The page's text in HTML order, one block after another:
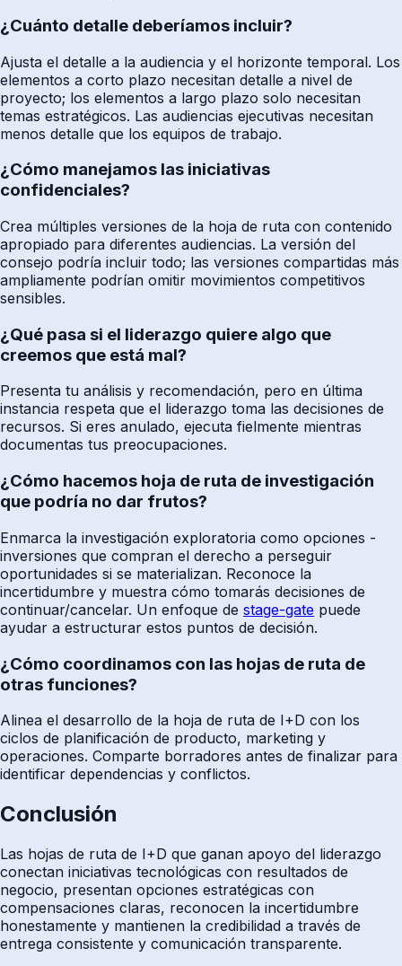
¿Cuánto detalle deberíamos incluir?
Ajusta el detalle a la audiencia y el horizonte temporal. Los
elementos a corto plazo necesitan detalle a nivel de
proyecto; los elementos a largo plazo solo necesitan
temas estratégicos. Las audiencias ejecutivas necesitan
menos detalle que los equipos de trabajo.
¿Cómo manejamos las iniciativas
confidenciales?
Crea múltiples versiones de la hoja de ruta con contenido
apropiado para diferentes audiencias. La versión del
consejo podría incluir todo; las versiones compartidas más
ampliamente podrían omitir movimientos competitivos
sensibles.
¿Qué pasa si el liderazgo quiere algo que
creemos que está mal?
Presenta tu análisis y recomendación, pero en última
instancia respeta que el liderazgo toma las decisiones de
recursos. Si eres anulado, ejecuta fielmente mientras
documentas tus preocupaciones.
¿Cómo hacemos hoja de ruta de investigación
que podría no dar frutos?
Enmarca la investigación exploratoria como opciones -
inversiones que compran el derecho a perseguir
oportunidades si se materializan. Reconoce la
incertidumbre y muestra cómo tomarás decisiones de
continuar/cancelar. Un enfoque de stage-gate puede
ayudar a estructurar estos puntos de decisión.
¿Cómo coordinamos con las hojas de ruta de
otras funciones?
Alinea el desarrollo de la hoja de ruta de I+D con los
ciclos de planificación de producto, marketing y
operaciones. Comparte borradores antes de finalizar para
identificar dependencias y conflictos.
Conclusión
Las hojas de ruta de I+D que ganan apoyo del liderazgo
conectan iniciativas tecnológicas con resultados de
negocio, presentan opciones estratégicas con
compensaciones claras, reconocen la incertidumbre
honestamente y mantienen la credibilidad a través de
entrega consistente y comunicación transparente.